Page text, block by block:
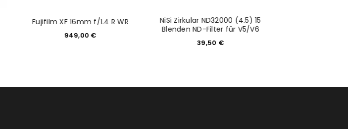
Fujifilm XF 16mm f/1.4 R WR
949,00€
NiSi Zirkular ND32000 (4.5) 15
Blenden ND-Filter für V5/V6
39,50 €